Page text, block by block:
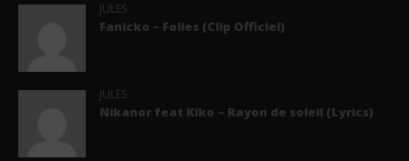
JULES
Fanicko – Folies (Clip Officiel)
JULES
Nikanor feat Kiko – Rayon de soleil (Lyrics)